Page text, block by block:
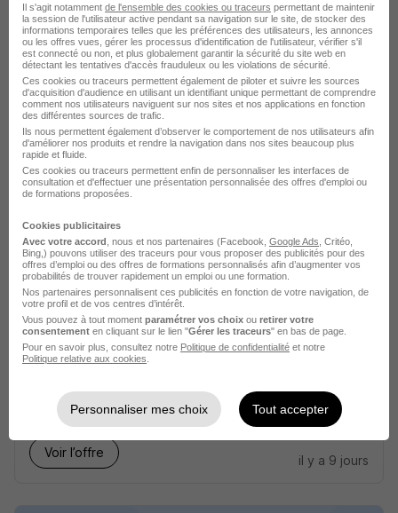
Responsable de Production H/F
Aquila RH
Givors - 69 Intérim 12,31 - 14 € / heure 31 jours
Voir l’offre
Régleur Commande Numérique H/F
Aprojob Lyon
Givors - 69 Intérim 13 - 15 € / heure
Voir l’offre
il y a 9 jours
Il s'agit notamment de l'ensemble des cookies ou traceurs permettant de maintenir
la session de l'utilisateur active pendant sa navigation sur le site, de stocker des
informations temporaires telles que les préférences des utilisateurs, les annonces
ou les offres vues, gérer les processus d'identification de l'utilisateur, vérifier s'il
est connecté ou non, et plus globalement garantir la sécurité du site web en
détectant les tentatives d'accès frauduleux ou les violations de sécurité.
Ces cookies ou traceurs permettent également de piloter et suivre les sources
d'acquisition d'audience en utilisant un identifiant unique permettant de comprendre
comment nos utilisateurs naviguent sur nos sites et nos applications en fonction
des différentes sources de trafic.
Ils nous permettent également d’observer le comportement de nos utilisateurs afin
d'améliorer nos produits et rendre la navigation dans nos sites beaucoup plus
rapide et fluide.
Ces cookies ou traceurs permettent enfin de personnaliser les interfaces de
consultation et d'effectuer une présentation personnalisée des offres d'emploi ou
de formations proposées.
Cookies publicitaires
Avec votre accord , nous et nos partenaires (Facebook, Google Ads , Critéo,
Bing,) pouvons utiliser des traceurs pour vous proposer des publicités pour des
offres d’emploi ou des offres de formations personnalisés afin d’augmenter vos
probabilités de trouver rapidement un emploi ou une formation.
Nos partenaires personnalisent ces publicités en fonction de votre navigation, de
votre profil et de vos centres d’intérêt.
Vous pouvez à tout moment paramétrer vos choix ou retirer votre
consentement en cliquant sur le lien "Gérer les traceurs" en bas de page.
Pour en savoir plus, consultez notre Politique de confidentialité et notre
Politique relative aux cookies
Personnaliser mes choix Tout accepter